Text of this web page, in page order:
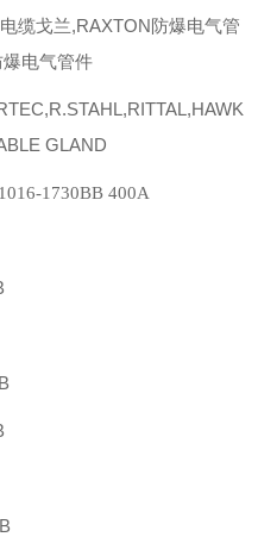
缆戈兰,RAXTON防爆电气管
电气管件
GLAND